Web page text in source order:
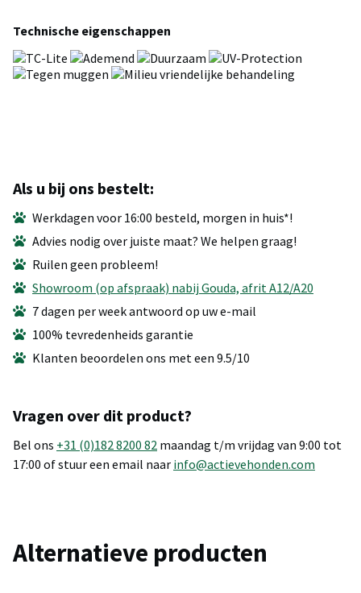
Technische eigenschappen
Als u bij ons bestelt:
Werkdagen voor 16:00 besteld, morgen in huis*!
Advies nodig over juiste maat? We helpen graag!
Ruilen geen probleem!
Showroom (op afspraak) nabij Gouda, afrit A12/A20
7 dagen per week antwoord op uw e-mail
100% tevredenheids garantie
Klanten beoordelen ons met een 9.5/10
Vragen over dit product?
Bel ons +31 (0)182 8200 82 maandag t/m vrijdag van 9:00 tot
17:00 of stuur een email naar info@actievehonden.com
Alternatieve producten